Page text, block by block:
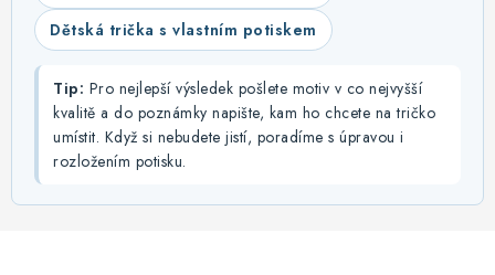
MÁM SRDCE POMÁHÁM
VÁNOCE
PROVIZNÍ SYSTÉM
Dětská trička s vlastním potiskem
Tip: Pro nejlepší výsledek pošlete motiv v co nejvyšší
kvalitě a do poznámky napište, kam ho chcete na tričko
umístit. Když si nebudete jistí, poradíme s úpravou i
rozložením potisku.